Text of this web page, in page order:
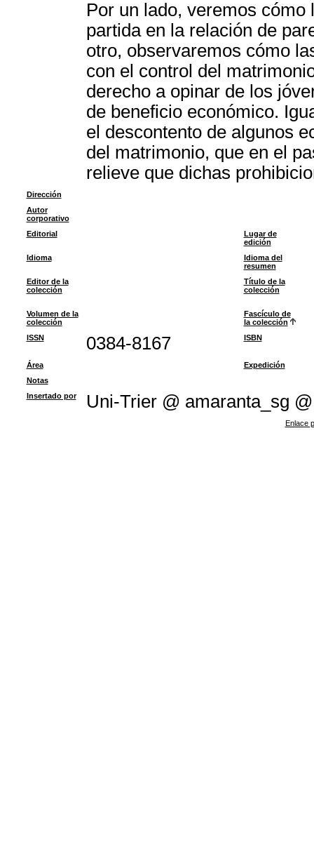
Por un lado, veremos
partida en la relación de
otro, observaremos cómo
con el control del
derecho a opinar de los
de beneficio económico.
el descontento de algunos
del matrimonio, que en el
relieve que dichas
Dirección
Autor
corporativo
Editorial
Lugar de
edición
Idioma
Idioma del
resumen
Editor de la
colección
Título de la
colección
Volumen de la
colección
Fascículo de
la colección
ISSN
0384-8167 ISBN
Área
Expedición
Notas
Insertado por
Uni-Trier @ amaranta_sg @
Enlace